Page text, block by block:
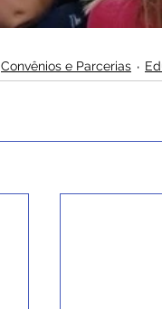
Convênios e Parcerias